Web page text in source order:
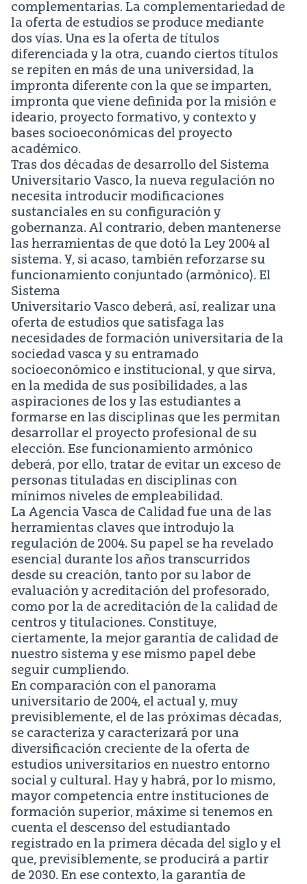
complementarias. La complementariedad de
la oferta de estudios se produce mediante
dos vías. Una es la oferta de títulos
diferenciada y la otra, cuando ciertos títulos
se repiten en más de una universidad, la
impronta diferente con la que se imparten,
impronta que viene definida por la misión e
ideario, proyecto formativo, y contexto y
bases socioeconómicas del proyecto
académico.
Tras dos décadas de desarrollo del Sistema
Universitario Vasco, la nueva regulación no
necesita introducir modificaciones
sustanciales en su configuración y
gobernanza. Al contrario, deben mantenerse
las herramientas de que dotó la Ley 2004 al
sistema. Y, si acaso, también reforzarse su
funcionamiento conjuntado (armónico). El
Sistema
Universitario Vasco deberá, así, realizar una
oferta de estudios que satisfaga las
necesidades de formación universitaria de la
sociedad vasca y su entramado
socioeconómico e institucional, y que sirva,
en la medida de sus posibilidades, a las
aspiraciones de los y las estudiantes a
formarse en las disciplinas que les permitan
desarrollar el proyecto profesional de su
elección. Ese funcionamiento armónico
deberá, por ello, tratar de evitar un exceso de
personas tituladas en disciplinas con
mínimos niveles de empleabilidad.
La Agencia Vasca de Calidad fue una de las
herramientas claves que introdujo la
regulación de 2004. Su papel se ha revelado
esencial durante los años transcurridos
desde su creación, tanto por su labor de
evaluación y acreditación del profesorado,
como por la de acreditación de la calidad de
centros y titulaciones. Constituye,
ciertamente, la mejor garantía de calidad de
nuestro sistema y ese mismo papel debe
seguir cumpliendo.
En comparación con el panorama
universitario de 2004, el actual y, muy
previsiblemente, el de las próximas décadas,
se caracteriza y caracterizará por una
diversificación creciente de la oferta de
estudios universitarios en nuestro entorno
social y cultural. Hay y habrá, por lo mismo,
mayor competencia entre instituciones de
formación superior, máxime si tenemos en
cuenta el descenso del estudiantado
registrado en la primera década del siglo y el
que, previsiblemente, se producirá a partir
de 2030. En ese contexto, la garantía de